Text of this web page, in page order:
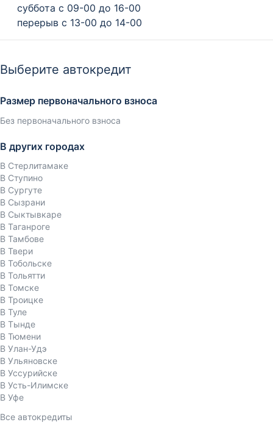
суббота с 09-00 до 16-00
перерыв с 13-00 до 14-00
Выберите автокредит
Размер первоначального взноса
Без первоначального взноса
В других городах
В Стерлитамаке
В Ступино
В Сургуте
В Сызрани
В Сыктывкаре
В Таганроге
В Тамбове
В Твери
В Тобольске
В Тольятти
В Томске
В Троицке
В Туле
В Тынде
В Тюмени
В Улан-Удэ
В Ульяновске
В Уссурийске
В Усть-Илимске
В Уфе
Все автокредиты